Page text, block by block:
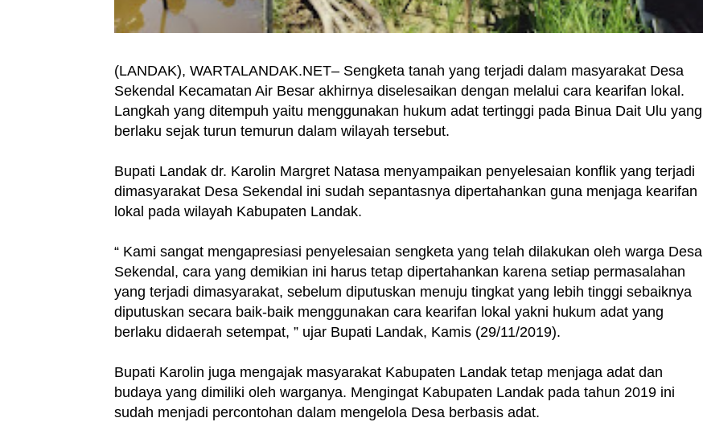
(LANDAK), WARTALANDAK.NET– Sengketa tanah yang terjadi dalam masyarakat Desa
Sekendal Kecamatan Air Besar akhirnya diselesaikan dengan melalui cara kearifan lokal.
Langkah yang ditempuh yaitu menggunakan hukum adat tertinggi pada Binua Dait Ulu yang
berlaku sejak turun temurun dalam wilayah tersebut.
Bupati Landak dr. Karolin Margret Natasa menyampaikan penyelesaian konflik yang terjadi
dimasyarakat Desa Sekendal ini sudah sepantasnya dipertahankan guna menjaga kearifan
lokal pada wilayah Kabupaten Landak.
“ Kami sangat mengapresiasi penyelesaian sengketa yang telah dilakukan oleh warga Desa
Sekendal, cara yang demikian ini harus tetap dipertahankan karena setiap permasalahan
yang terjadi dimasyarakat, sebelum diputuskan menuju tingkat yang lebih tinggi sebaiknya
diputuskan secara baik-baik menggunakan cara kearifan lokal yakni hukum adat yang
berlaku didaerah setempat, ” ujar Bupati Landak, Kamis (29/11/2019).
Bupati Karolin juga mengajak masyarakat Kabupaten Landak tetap menjaga adat dan
budaya yang dimiliki oleh warganya. Mengingat Kabupaten Landak pada tahun 2019 ini
sudah menjadi percontohan dalam mengelola Desa berbasis adat.